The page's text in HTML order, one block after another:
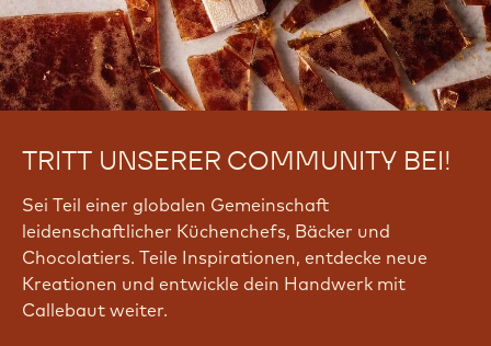
TRITT UNSERER COMMUNITY BEI!
Sei Teil einer globalen Gemeinschaft
leidenschaftlicher Küchenchefs, Bäcker und
Chocolatiers. Teile Inspirationen, entdecke neue
Kreationen und entwickle dein Handwerk mit
Callebaut weiter.